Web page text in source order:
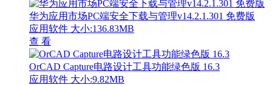
华为应用市场PC端安全下载与管理v14.2.1.301 免费版
应用软件 大小:136.83MB
查 看
OrCAD Capture电路设计工具功能绿色版 16.3
应用软件 大小:9.82MB